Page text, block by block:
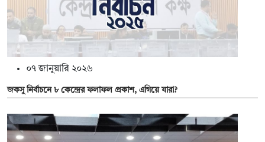
০৭ জানুয়ারি ২০২৬
জকসু নির্বাচনে ৮ কেন্দ্রের ফলাফল প্রকাশ, এগিয়ে যারা?